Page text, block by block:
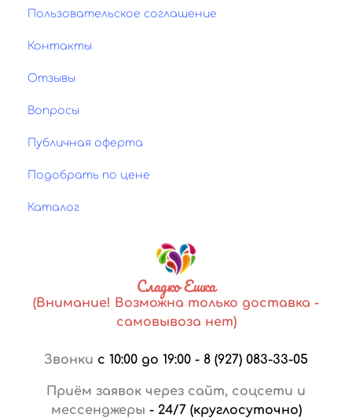
Пользовательское соглашение
Контакты
Отзывы
Вопросы
Публичная оферта
Подобрать по цене
Каталог
Сладко Ешка
(Внимание! Возможна только доставка -
самовывоза нет)
Звонки с 10:00 до 19:00 - 8 (927) 083-33-05
Приём заявок через сайт, соцсети и
мессенджеры - 24/7 (круглосуточно)